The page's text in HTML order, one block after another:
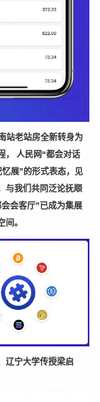
站老站房全新转身为
， 人民网“都会对话
展”的形式表态，见
与我们共同泛论抚顺
会客厅”已成为集展
。
辽宁大学传授梁启